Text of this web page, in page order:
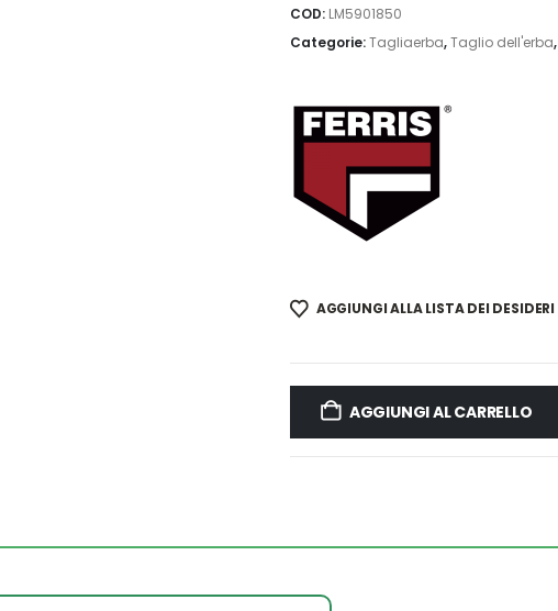
COD: LM5901850
Categorie:Tagliaerba,Taglio dell'erba,
AGGIUNGI ALLA LISTA DEI DESIDERI
AGGIUNGI AL CARRELLO